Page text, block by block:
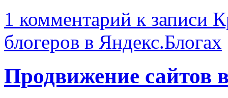
1 комментарий к записи
блогеров в Яндекс.Блогах
Продвижение сайтов